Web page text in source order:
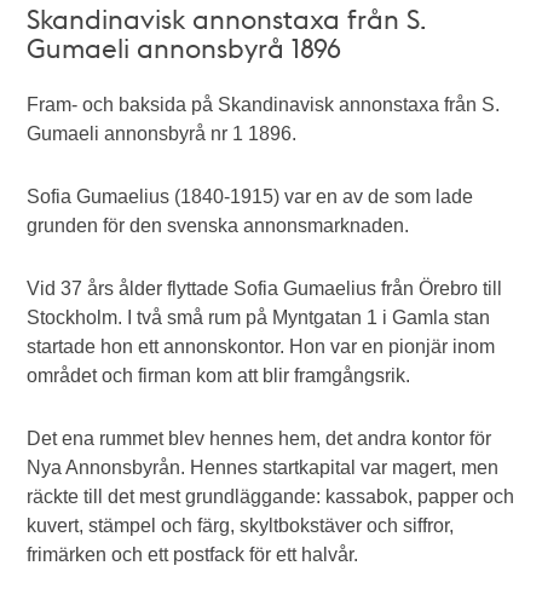
Skandinavisk annonstaxa från S.
Gumaeli annonsbyrå 1896
Fram- och baksida på Skandinavisk annonstaxa från S.
Gumaeli annonsbyrå nr 1 1896.
Sofia Gumaelius (1840-1915) var en av de som lade
grunden för den svenska annonsmarknaden.
Vid 37 års ålder flyttade Sofia Gumaelius från Örebro till
Stockholm. I två små rum på Myntgatan 1 i Gamla stan
startade hon ett annonskontor. Hon var en pionjär inom
området och firman kom att blir framgångsrik.
Det ena rummet blev hennes hem, det andra kontor för
Nya Annonsbyrån. Hennes startkapital var magert, men
räckte till det mest grundläggande: kassabok, papper och
kuvert, stämpel och färg, skyltbokstäver och siffror,
frimärken och ett postfack för ett halvår.